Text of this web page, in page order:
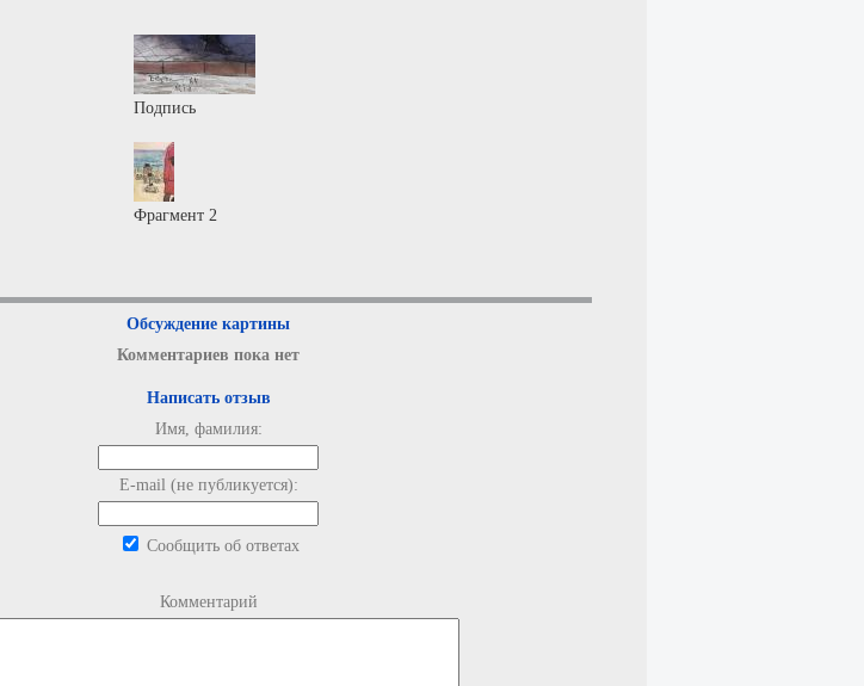
Подпись
Фрагмент 2
Обсуждение картины
Комментариев пока нет
Написать отзыв
Имя, фамилия:
E-mail (не публикуется):
Сообщить об ответах
Комментарий